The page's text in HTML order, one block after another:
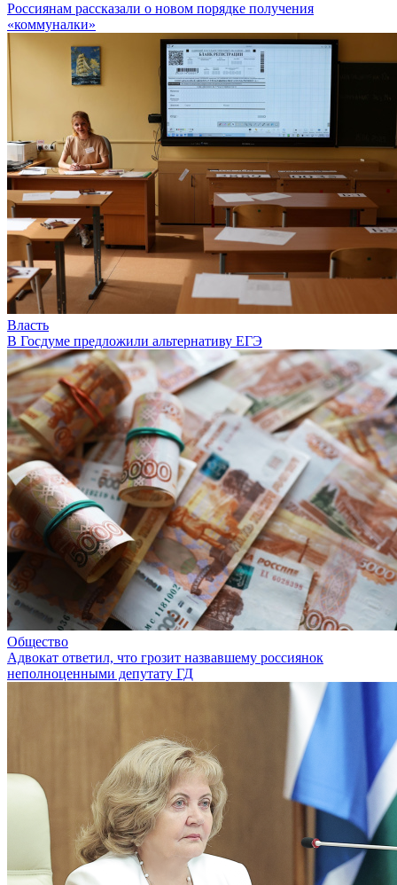
Россиянам рассказали о новом порядке получения
«коммуналки»
Власть
В Госдуме предложили альтернативу ЕГЭ
Общество
Адвокат ответил, что грозит назвавшему россиянок
неполноценными депутату ГД